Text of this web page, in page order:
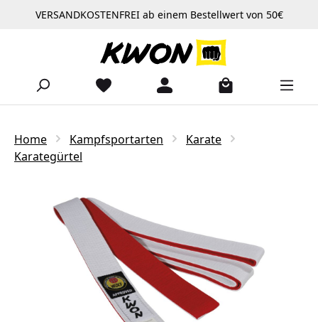
Zum Hauptinhalt springen
VERSANDKOSTENFREI ab einem Bestellwert von 50€
Home Kampfsportarten
Karate
Karategürtel
Bildergalerie überspringen